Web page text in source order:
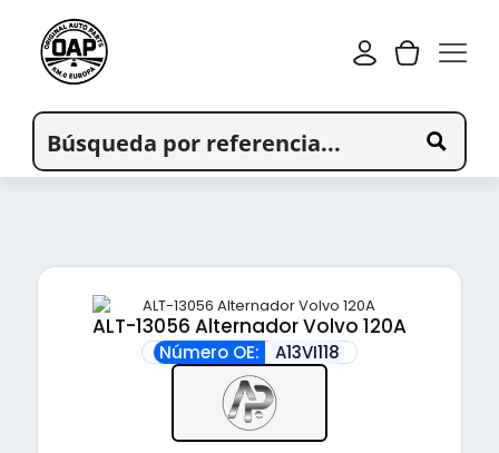
ALT-13056 Alternador Volvo 120A
Número OE: A13VI118